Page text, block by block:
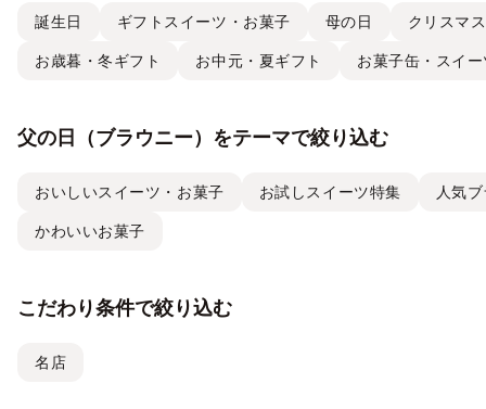
誕生日 ギフトスイーツ・お菓子 母の日 クリスマス
お歳暮・冬ギフト お中元・夏ギフト お菓子缶・スイ
父の日（ブラウニー）をテーマで絞り込む
おいしいスイーツ・お菓子 お試しスイーツ特集 人気
かわいいお菓子
こだわり条件で絞り込む
名店